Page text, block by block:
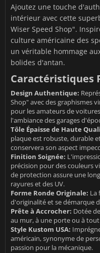
Ajoutez une touche
intérieur avec cette
Wiser Speed Shop".
culture américaine des
un véritable hommage
bolides d'antan.
Caractéristiques
Design Authentique:
Shop" avec des graphismes
pour les amateurs de
l'ambiance des garages
Tôle Épaisse de Haute
plaque est robuste, durable
conservera son aspect
Finition Soignée:
précision pour des couleurs
de protection assure une
rayures et des UV.
Forme Ronde Originale: La
d'originalité et se démarque
Prête à Accrocher: Dotée
au mur, à une porte ou à
Style Kustom USA:
américain, synonyme de
passion pour la mécanique.